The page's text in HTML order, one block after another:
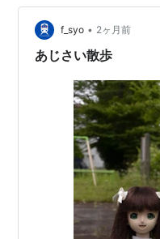
f_syo • 2ヶ月前
あじさい散歩